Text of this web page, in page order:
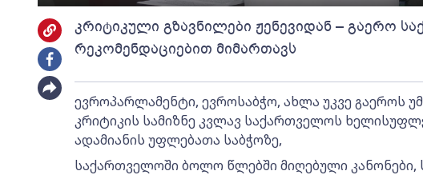
კრიტიკული გზავნილები ჟენევიდან – გაერო
რეკომენდაციებით მიმართავს
ევროპარლამენტი, ევროსაბჭო, ახლა უკვე გაეროს
კრიტიკის სამიზნე კვლავ საქართველოს
ადამიანის უფლებათა საბჭოზე,
საქართველოში ბოლო წლებში მიღებული